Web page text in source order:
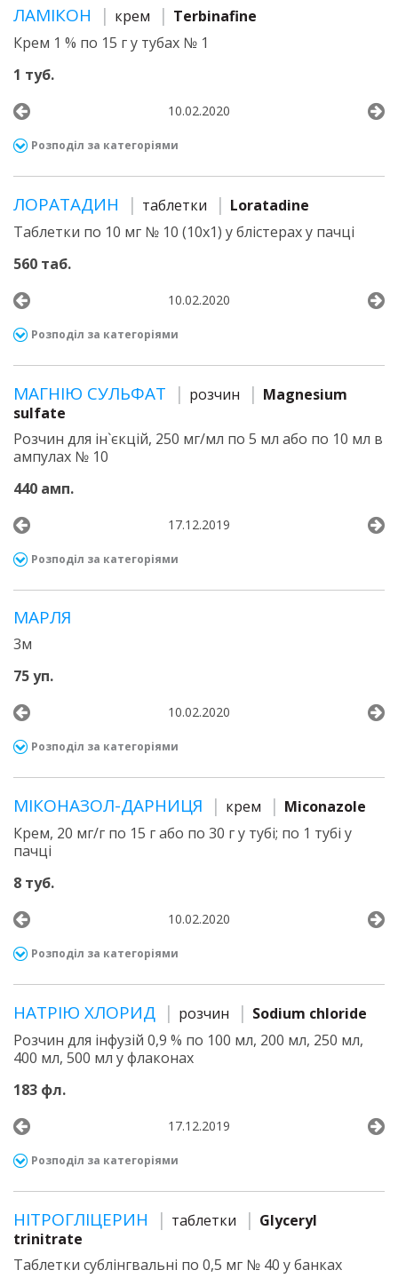
ЛАМІКОН крем
Terbinafine
Крем 1 % по 15 г у тубах № 1
1 туб.
10.02.2020
Розподіл за категоріями
ЛОРАТАДИН таблетки
Loratadine
Таблетки по 10 мг № 10 (10х1) у блістерах у пачці
560 таб.
10.02.2020
Розподіл за категоріями
МАГНІЮ СУЛЬФАТ розчин
Magnesium
sulfate
Розчин для ін`єкцій, 250 мг/мл по 5 мл або по 10 мл в
ампулах № 10
440 амп.
17.12.2019
Розподіл за категоріями
МАРЛЯ
3м
75 уп.
10.02.2020
Розподіл за категоріями
МІКОНАЗОЛ-ДАРНИЦЯ крем
Miconazole
Крем, 20 мг/г по 15 г або по 30 г у тубі; по 1 тубі у
пачці
8 туб.
10.02.2020
Розподіл за категоріями
НАТРІЮ ХЛОРИД розчин
Sodium chloride
Розчин для інфузій 0,9 % по 100 мл, 200 мл, 250 мл,
400 мл, 500 мл у флаконах
183 фл.
17.12.2019
Розподіл за категоріями
НІТРОГЛІЦЕРИН таблетки
Glyceryl
trinitrate
Таблетки сублінгвальні по 0,5 мг № 40 у банках